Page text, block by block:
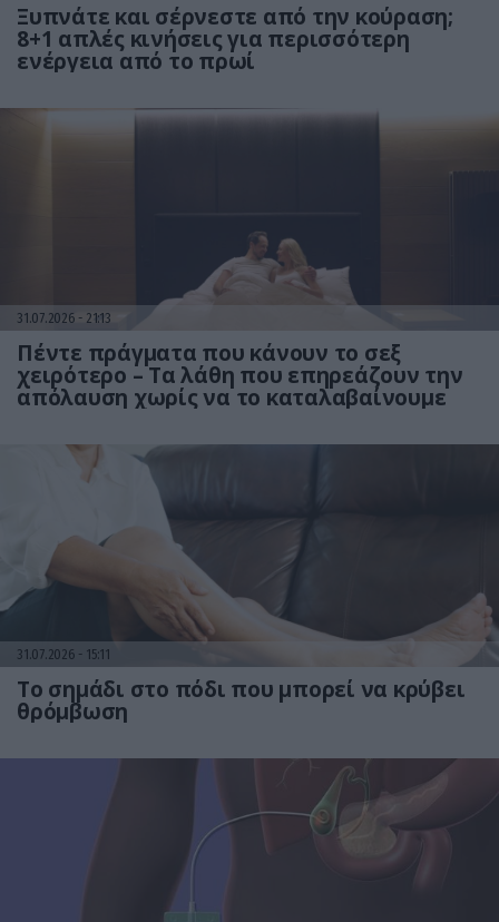
Ξυπνάτε και σέρνεστε από την κούραση;
8+1 απλές κινήσεις για περισσότερη
ενέργεια από το πρωί
31.07.2026 21:13
Πέντε πράγματα που κάνουν το σεξ
χειρότερο – Τα λάθη που επηρεάζουν την
απόλαυση χωρίς να το καταλαβαίνουμε
31.07.2026 15:11
Το σημάδι στο πόδι που μπορεί να κρύβει
θρόμβωση